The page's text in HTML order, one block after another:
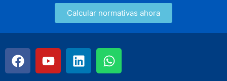
Calcular normativas ahora